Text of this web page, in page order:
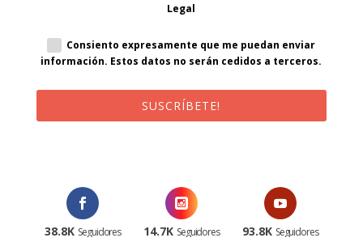
Legal
Consiento expresamente que me puedan enviar
información. Estos datos no serán cedidos a terceros.
SUSCRÍBETE!
38.8K Seguidores 14.7K Seguidores 93.8K Seguidores